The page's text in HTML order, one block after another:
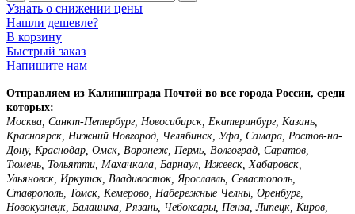
Узнать о снижении цены
Нашли дешевле?
В корзину
Быстрый заказ
Напишите нам
Отправляем из Калининграда Почтой во все города России, среди
которых:
Москва, Санкт-Петербург, Новосибирск, Екатеринбург, Казань,
Красноярск, Нижний Новгород, Челябинск, Уфа, Самара, Ростов-на-
Дону, Краснодар, Омск, Воронеж, Пермь, Волгоград, Саратов,
Тюмень, Тольятти, Махачкала, Барнаул, Ижевск, Хабаровск,
Ульяновск, Иркутск, Владивосток, Ярославль, Севастополь,
Ставрополь, Томск, Кемерово, Набережные Челны, Оренбург,
Новокузнецк, Балашиха, Рязань, Чебоксары, Пенза, Липецк, Киров,